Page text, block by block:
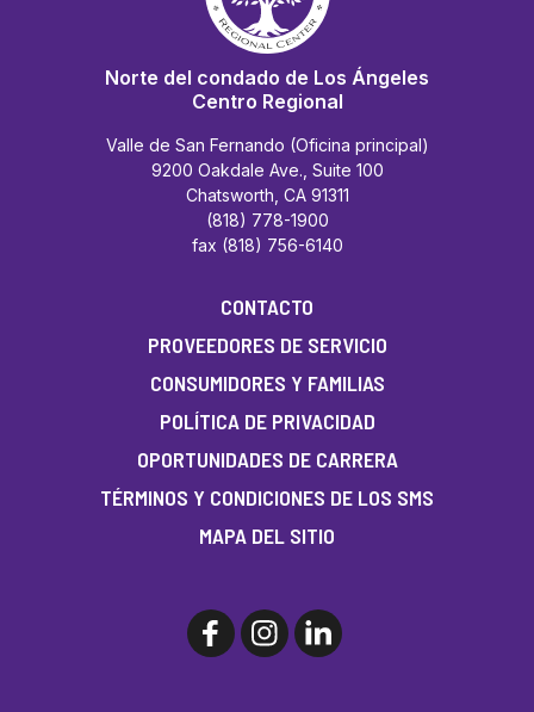
Norte del condado de Los Ángeles
Centro Regional
Valle de San Fernando (Oficina principal)
9200 Oakdale Ave., Suite 100
Chatsworth, CA 91311
(818) 778-1900
fax (818) 756-6140
CONTACTO
PROVEEDORES DE SERVICIO
CONSUMIDORES Y FAMILIAS
POLÍTICA DE PRIVACIDAD
OPORTUNIDADES DE CARRERA
TÉRMINOS Y CONDICIONES DE LOS SMS
MAPA DEL SITIO